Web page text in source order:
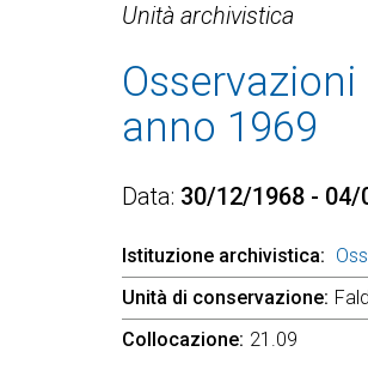
Unità archivistica
anno 1969
Data 30/12/1968 - 04/
Istituzione archivistica
Unità di conservazione
Collocazione 21.09